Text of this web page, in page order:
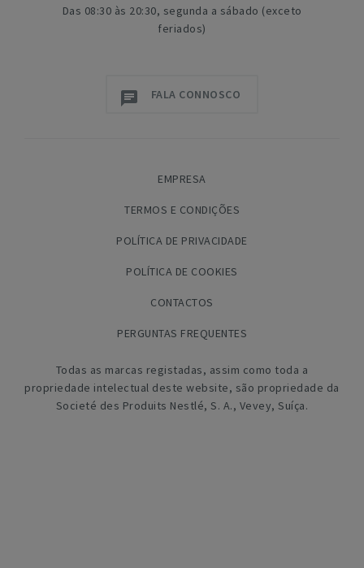
Das 08:30 às 20:30, segunda a sábado (exceto
feriados)
FALA CONNOSCO
EMPRESA
TERMOS E CONDIÇÕES
POLÍTICA DE PRIVACIDADE
POLÍTICA DE COOKIES
CONTACTOS
PERGUNTAS FREQUENTES
Todas as marcas registadas, assim como toda a
propriedade intelectual deste website, são propriedade da
Societé des Produits Nestlé, S. A., Vevey, Suíça.